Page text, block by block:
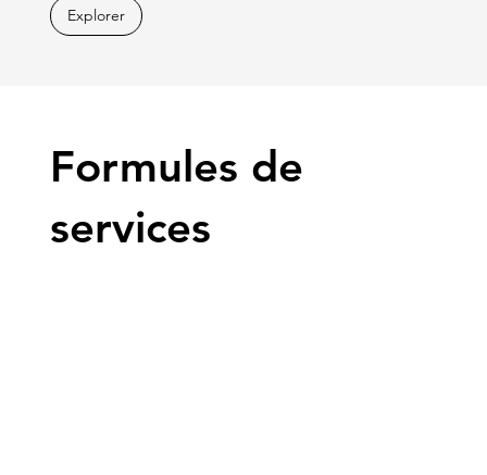
Explorer
Formules de
services